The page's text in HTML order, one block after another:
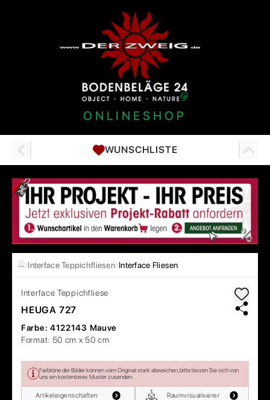
ONLINESHOP
WUNSCHLISTE
… Interface Teppichfliesen Interface Fliesen
Interface Teppichfliese
HEUGA 727
Farbe: 4122143 Mauve
Format: 50 cm x 50 cm
Farbtöne der Bilder können vom Original stark abweichen, bitte lassen Sie sich von
uns ein kostenloses Muster zusenden.
Artikeleigenschaften Raumvisualisierer